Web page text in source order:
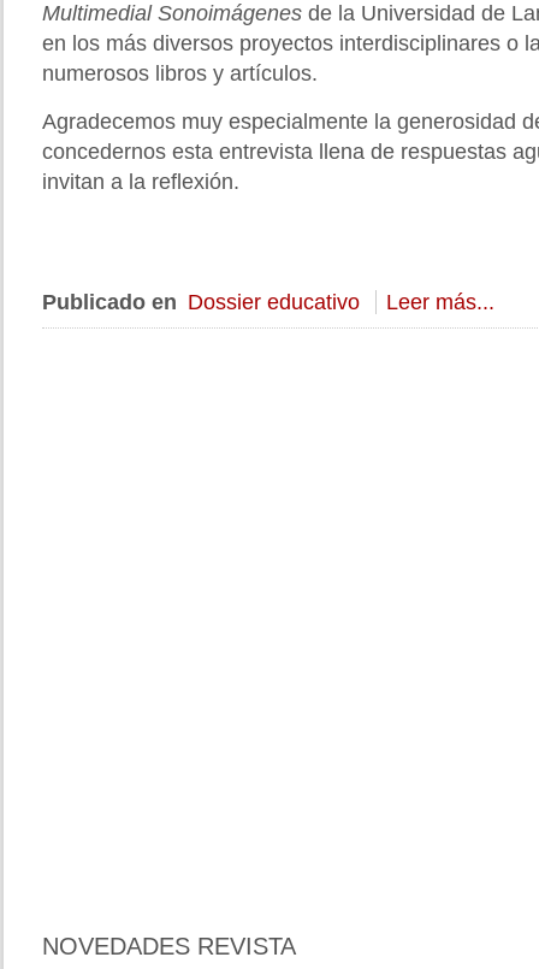
Multimedial Sonoimágenes de la Universidad de
en los más diversos proyectos interdisciplinares o
numerosos libros y artículos.
Agradecemos muy especialmente la generosidad
concedernos esta entrevista llena de respuestas
invitan a la reflexión.
Publicado en Dossier educativo Leer más...
NOVEDADES REVISTA